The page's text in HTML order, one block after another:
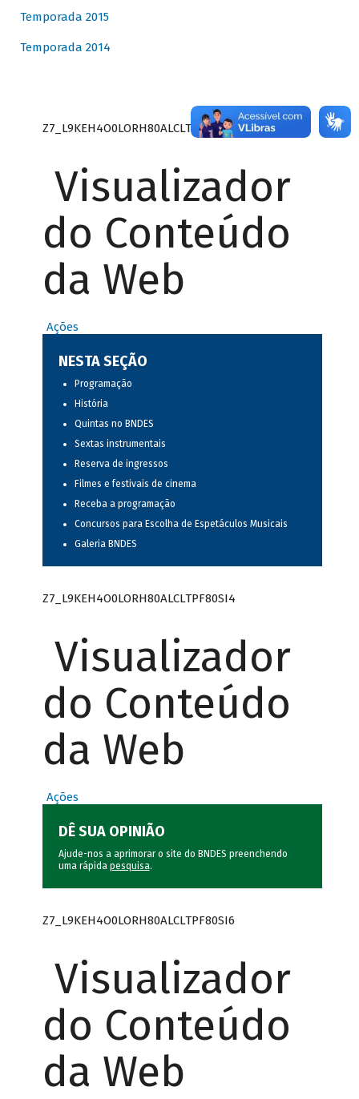
Temporada 2015
Temporada 2014
Z7_L9KEH4O0LORH80ALCLTPF80S27
Visualizador
do Conteúdo
da Web
Ações
NESTA SEÇÃO
Programação
História
Quintas no BNDES
Sextas instrumentais
Reserva de ingressos
Filmes e festivais de cinema
Receba a programação
Concursos para Escolha de Espetáculos Musicais
Galeria BNDES
Z7_L9KEH4O0LORH80ALCLTPF80SI4
Visualizador
do Conteúdo
da Web
Ações
DÊ SUA OPINIÃO
Ajude-nos a aprimorar o site do BNDES preenchendo
uma rápida pesquisa.
Z7_L9KEH4O0LORH80ALCLTPF80SI6
Visualizador
do Conteúdo
da Web